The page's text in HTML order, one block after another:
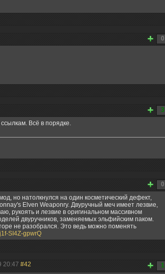
0
3
Всё в порядке.
0
но натолкнулся на один косметический дефект,
Elven Weaponry. Двуручный меч имеет лезвие,
рукоять и лезвие в оригинальном массивном
двуручников, заменяемых эльфийским паком.
не разобрался. Это ведь можно поменять
SI4Z-gpwrQ
1
20:47 #42